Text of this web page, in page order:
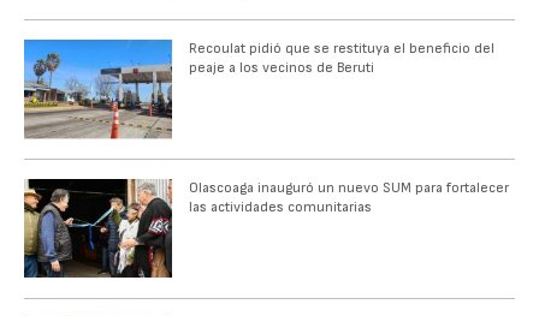
Recoulat pidió que se restituya el beneficio del
peaje a los vecinos de Beruti
Olascoaga inauguró un nuevo SUM para fortalecer
las actividades comunitarias